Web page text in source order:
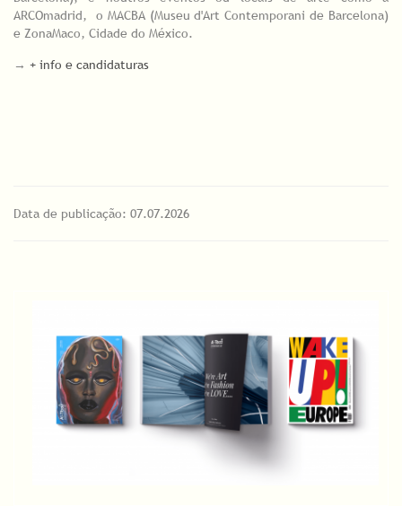
ARCOmadrid, o MACBA (Museu d'Art Contemporani de Barcelona)
e ZonaMaco, Cidade do México.
→ + info e candidaturas
Data de publicação: 07.07.2026